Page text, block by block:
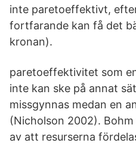
inte paretoeffektivt,
fortfarande kan få det
kronan).
paretoeffektivitet som
inte kan ske på annat
missgynnas medan en
(Nicholson 2002).
av att resurserna